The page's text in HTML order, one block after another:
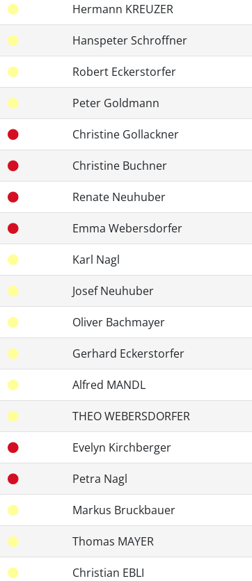
Hermann KREUZER
Hanspeter Schroffner
Robert Eckerstorfer
Peter Goldmann
Christine Gollackner
Christine Buchner
Renate Neuhuber
Emma Webersdorfer
Karl Nagl
Josef Neuhuber
Oliver Bachmayer
Gerhard Eckerstorfer
Alfred MANDL
THEO WEBERSDORFER
Evelyn Kirchberger
Petra Nagl
Markus Bruckbauer
Thomas MAYER
Christian EBLI